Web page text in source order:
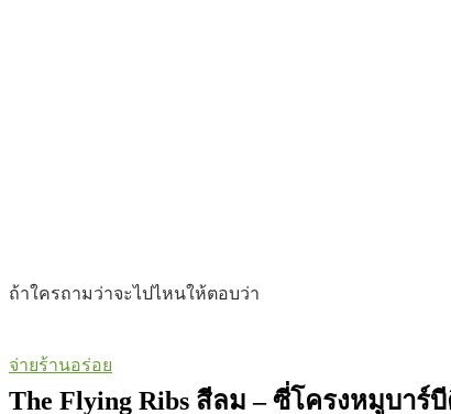
ถ้าใครถามว่าจะไปไหนให้ตอบว่า
จ่ายร้านอร่อย
The Flying Ribs สีลม – ซี่โครงหมูบา